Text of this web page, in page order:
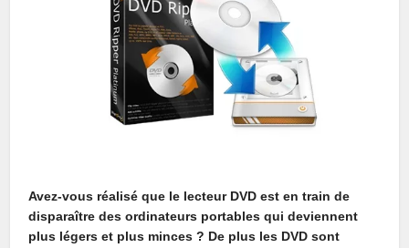
Avez-vous réalisé que le lecteur DVD est en train de
disparaître des ordinateurs portables qui deviennent
plus légers et plus minces ? De plus les DVD sont